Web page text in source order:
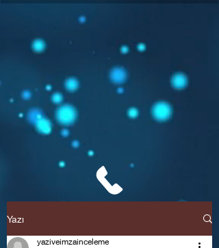
Yazı
yaziveimzainceleme